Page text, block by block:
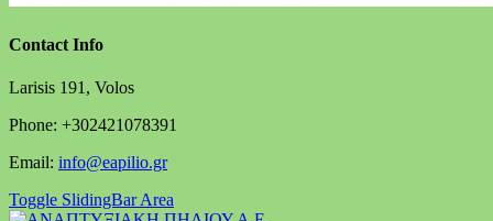
Contact Info
Larisis 191, Volos
Phone: +302421078391
Email: info@eapilio.gr
Toggle SlidingBar Area